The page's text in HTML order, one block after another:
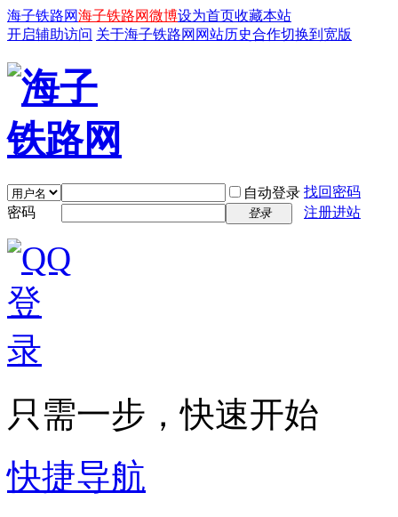
海子铁路网海子铁路网微博设为首页收藏本站
开启辅助访问 关于海子铁路网 网站历史合作切换到宽版
自动登录 找回密码
密码
登录 注册进站
只需一步，快速开始
快捷导航